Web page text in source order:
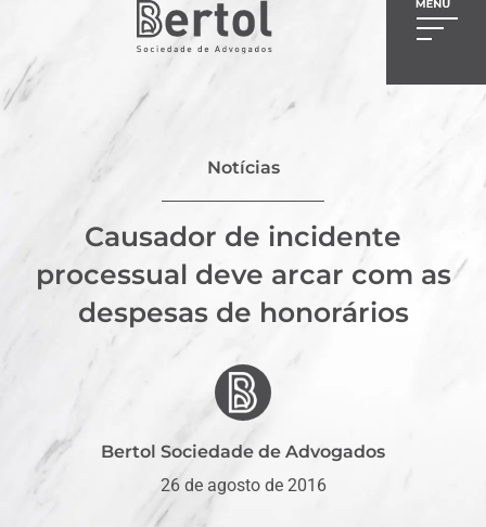
Notícias
Causador de incidente
processual deve arcar com as
despesas de honorários
Bertol Sociedade de Advogados
26 de agosto de 2016